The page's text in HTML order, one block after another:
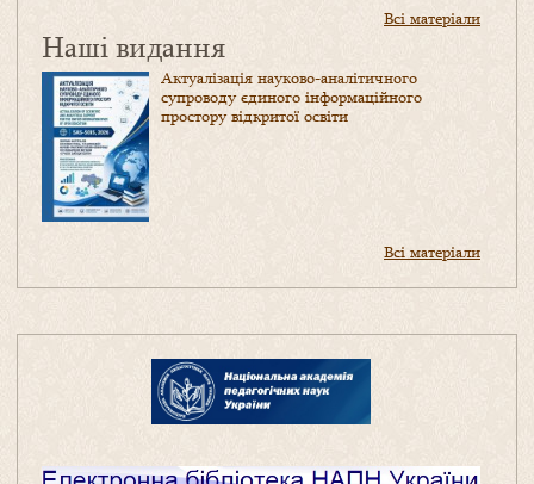
Всі матеріали
Наші видання
Актуалізація науково-аналітичного
супроводу єдиного інформаційного
простору відкритої освіти
Всі матеріали